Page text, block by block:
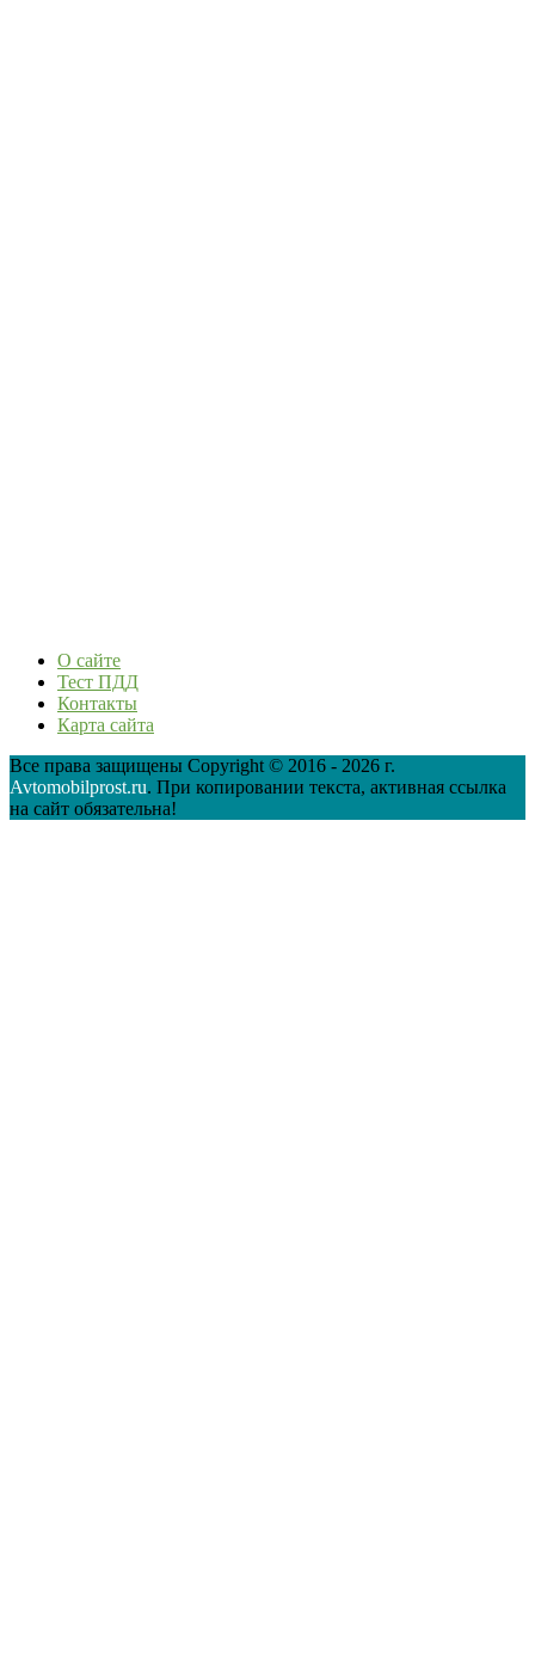
О сайте
Тест ПДД
Контакты
Карта сайта
Все права защищены Copyright © 2016 - 2026 г.
Avtomobilprost.ru. При копировании текста, активная ссылка
на сайт обязательна!